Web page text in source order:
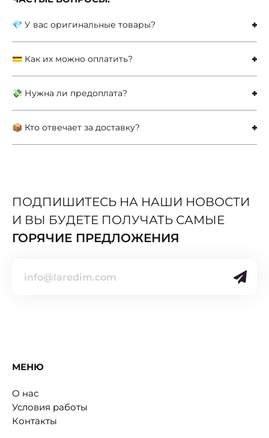
💎 У вас оригинальные товары?
💳 Как их можно оплатить?
💸 Нужна ли предоплата?
📦 Кто отвечает за доставку?
ПОДПИШИТЕСЬ НА НАШИ НОВОСТИ
И ВЫ БУДЕТЕ ПОЛУЧАТЬ САМЫЕ
ГОРЯЧИЕ ПРЕДЛОЖЕНИЯ
МЕНЮ
О нас
Условия работы
Контакты